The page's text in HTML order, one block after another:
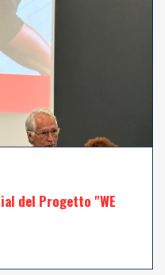
del Progetto "WE